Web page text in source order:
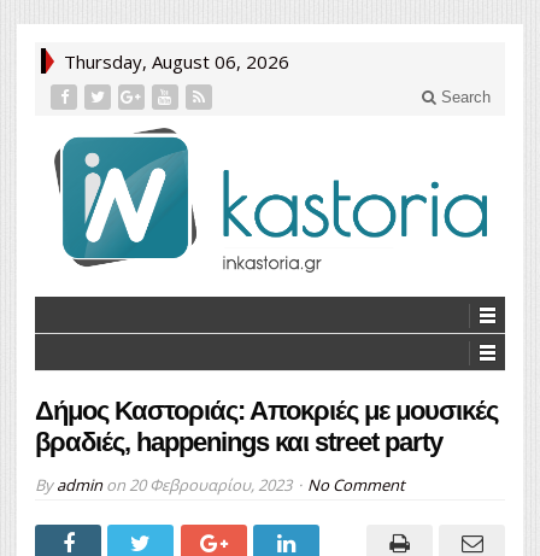
Thursday, August 06, 2026
Search
Δήμος Καστοριάς: Αποκριές με μουσικές
βραδιές, happenings και street party
Byadminon 20 Φεβρουαρίου, 2023 No Comment